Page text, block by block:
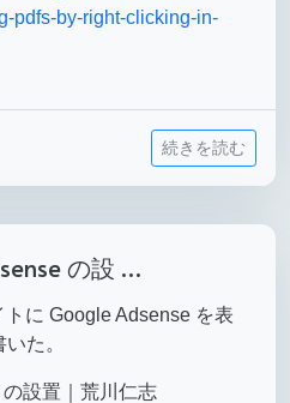
pdfs-by-right-clicking-in-
続きを読む
の設 …
に Google Adsense を表
た。
設置｜荒川仁志